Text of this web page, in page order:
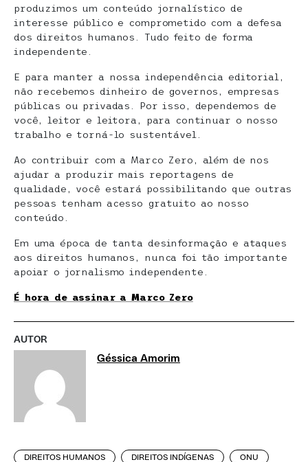
produzimos um conteúdo jornalístico de
interesse público e comprometido com a defesa
dos direitos humanos. Tudo feito de forma
independente.
E para manter a nossa independência editorial,
não recebemos dinheiro de governos, empresas
públicas ou privadas. Por isso, dependemos de
você, leitor e leitora, para continuar o nosso
trabalho e torná-lo sustentável.
Ao contribuir com a Marco Zero, além de nos
ajudar a produzir mais reportagens de
qualidade, você estará possibilitando que outras
pessoas tenham acesso gratuito ao nosso
conteúdo.
Em uma época de tanta desinformação e ataques
aos direitos humanos, nunca foi tão importante
apoiar o jornalismo independente.
É hora de assinar a Marco Zero
AUTOR
Géssica Amorim
DIREITOS HUMANOS DIREITOS INDÍGENAS ONU